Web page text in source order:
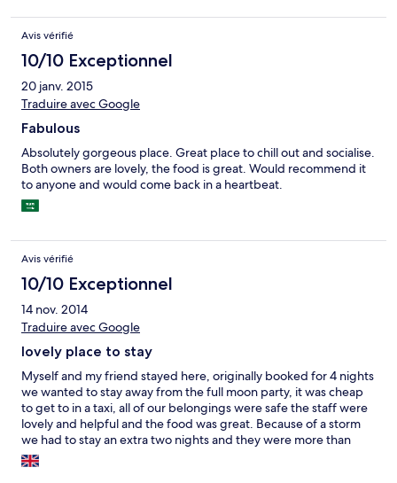
Avis vérifié
10/10 Exceptionnel
20 janv. 2015
Traduire avec Google
Fabulous
Absolutely gorgeous place. Great place to chill out and socialise.
Both owners are lovely, the food is great. Would recommend it
to anyone and would come back in a heartbeat.
Avis vérifié
10/10 Exceptionnel
14 nov. 2014
Traduire avec Google
lovely place to stay
Myself and my friend stayed here, originally booked for 4 nights
we wanted to stay away from the full moon party, it was cheap
to get to in a taxi, all of our belongings were safe the staff were
lovely and helpful and the food was great. Because of a storm
we had to stay an extra two nights and they were more than
happy to let us stay overall highly recommend quiet right on the
beach but not too far if looking to go to full moon party, only